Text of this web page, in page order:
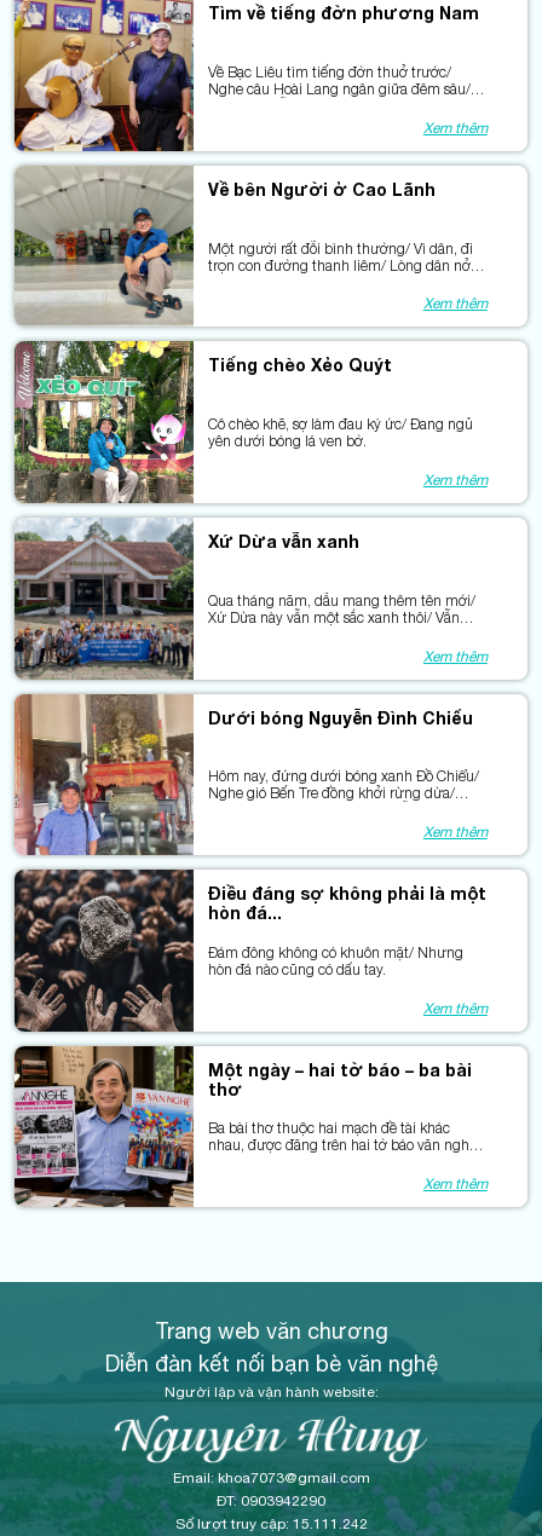
Tìm về tiếng đờn phương Nam
Về Bạc Liêu tìm tiếng đờn thuở trước/
Nghe câu Hoài Lang ngân giữa đêm sâu/
trăm năm nối tiếp những nhịp cầu.Xem thêm
Về bên Người ở Cao Lãnh
Một người rất đỗi bình thường/ Vì dân, đi
trọn con đường thanh liêm/ Lòng dân nở
Xem thêm
Tiếng chèo Xẻo Quýt
Cô chèo khẽ, sợ làm đau ký ức/ Đang ngủ
yên dưới bóng lá ven bờ.
Xem thêm
Xứ Dừa vẫn xanh
Qua tháng năm, dẫu mang thêm tên mới/
Xứ Dừa này vẫn một sắc xanh thôi/ Vẫn
Xem thêm
Dưới bóng Nguyễn Đình Chiểu
Hôm nay, đứng dưới bóng xanh Đồ Chiểu/
Nghe gió Bến Tre đồng khởi rừng dừa/
những người... nhắm mắt để nhìn xa.Xem thêm
Điều đáng sợ không phải là một
hòn đá...
Đám đông không có khuôn mặt/ Nhưng
hòn đá nào cũng có dấu tay.
Xem thêm
Một ngày – hai tờ báo – ba bài
thơ
Ba bài thơ thuộc hai mạch đề tài khác
nhau, được đăng trên hai tờ báo văn nghệ
Xem thêm
Trang web văn chương
Diễn đàn kết nối bạn bè văn nghệ
Người lập và vận hành website:
Email: khoa7073@gmail.com
ĐT: 0903942290
Số lượt truy cập: 15.111.242